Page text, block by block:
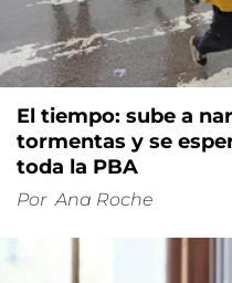
El tiempo: sube a
tormentas y se
toda la PBA
Por Ana Roche